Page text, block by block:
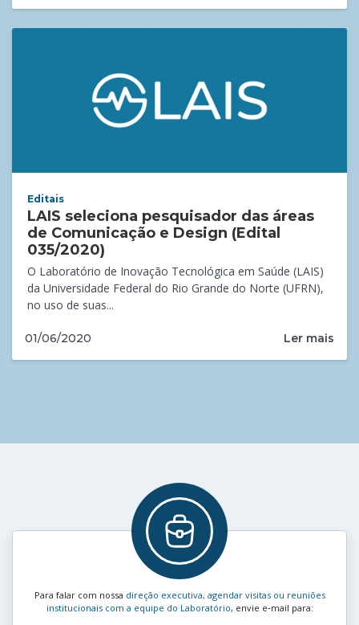
Editais
LAIS seleciona pesquisador das áreas
de Comunicação e Design (Edital
035/2020)
O Laboratório de Inovação Tecnológica em Saúde (LAIS)
da Universidade Federal do Rio Grande do Norte (UFRN),
no uso de suas...
01/06/2020 Ler mais
Para falar com nossa direção executiva, agendar visitas ou reuniões
institucionais com a equipe do Laboratório, envie e‑mail para: